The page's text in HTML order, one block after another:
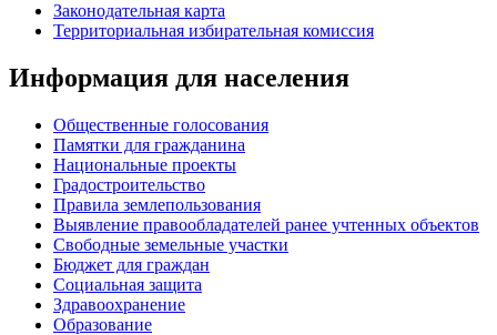
Законодательная карта
Территориальная избирательная комиссия
Информация для населения
Общественные голосования
Памятки для гражданина
Национальные проекты
Градостроительство
Правила землепользования
Выявление правообладателей ранее учтенных объектов
Свободные земельные участки
Бюджет для граждан
Социальная защита
Здравоохранение
Образование